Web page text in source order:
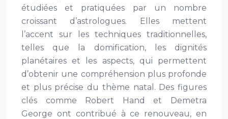
étudiées et pratiquées par un nombre
croissant d’astrologues. Elles mettent
l’accent sur les techniques traditionnelles,
telles que la domification, les dignités
planétaires et les aspects, qui permettent
d’obtenir une compréhension plus profonde
et plus précise du thème natal. Des figures
clés comme Robert Hand et Demetra
George ont contribué à ce renouveau, en